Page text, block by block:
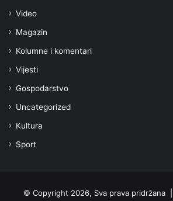
Video
Magazin
Kolumne i komentari
Vijesti
Gospodarstvo
Uncategorized
Kultura
Sport
© Copyright 2026, Sva prava pridržana |